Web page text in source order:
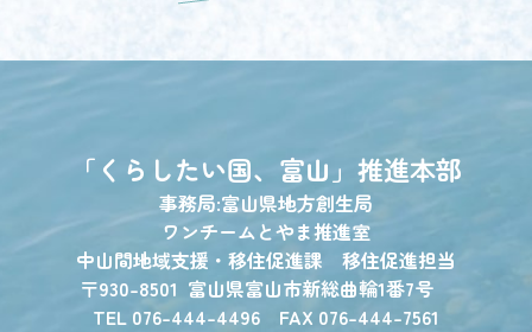
「くらしたい国、富山」 推進本部
事務局:富山県地方創生局
ワンチームとやま推進室
中山間地域支援・移住促進課 移住促進担当
〒930-8501 富山県富山市新総曲輪1番7号
TEL 076-444-4496 FAX 076-444-7561